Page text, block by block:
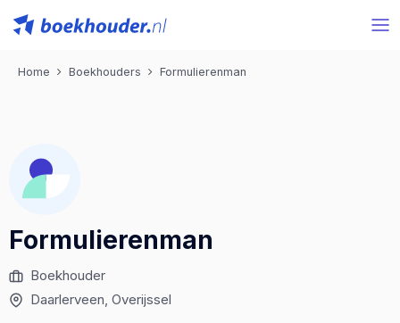
Home Boekhouders Formulierenman
Formulierenman
Boekhouder
Daarlerveen, Overijssel